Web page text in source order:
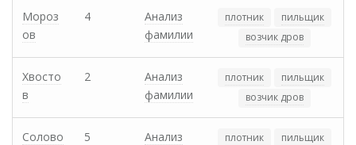
Мороз
ов
4
Анализ
фамилии
плотник
пильщик
возчик дров
Хвосто
в
2
Анализ
фамилии
плотник
пильщик
возчик дров
Солово
5
Анализ
плотник
пильщик